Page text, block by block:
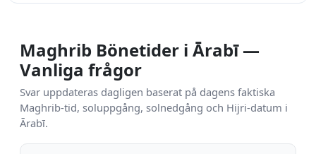
Maghrib Bönetider i Ārabī —
Vanliga frågor
Svar uppdateras dagligen baserat på dagens faktiska
Maghrib-tid, soluppgång, solnedgång och Hijri-datum i
Ārabī.